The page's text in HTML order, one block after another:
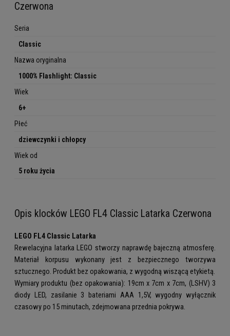
Czerwona
Seria
Classic
Nazwa oryginalna
1000% Flashlight: Classic
Wiek
6+
Płeć
dziewczynki i chłopcy
Wiek od
5 roku życia
Opis klocków LEGO FL4 Classic Latarka Czerwona
LEGO FL4 Classic Latarka
Rewelacyjna latarka LEGO stworzy naprawdę bajeczną atmosferę.
Materiał korpusu wykonany jest z bezpiecznego tworzywa
sztucznego. Produkt bez opakowania, z wygodną wiszącą etykietą.
Wymiary produktu (bez opakowania): 19cm x 7cm x 7cm, (LSHV) 3
diody LED, zasilanie 3 bateriami AAA 1,5V, wygodny wyłącznik
czasowy po 15 minutach, zdejmowana przednia pokrywa.